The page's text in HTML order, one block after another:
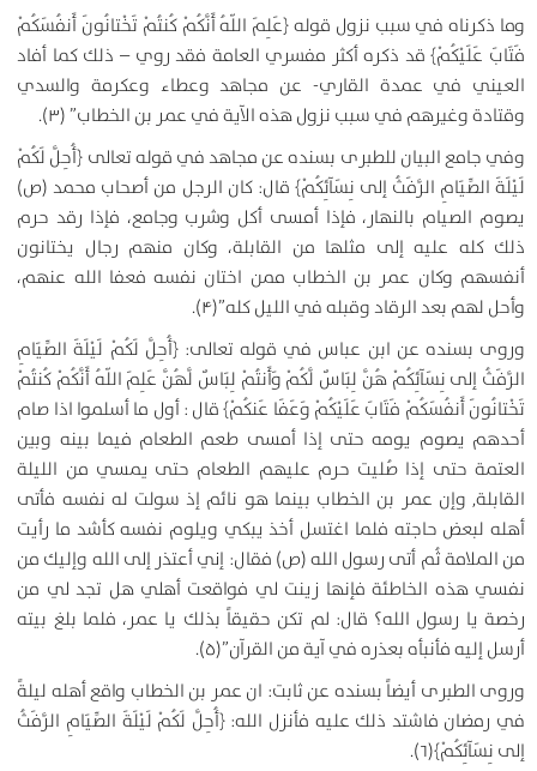
وما ذكرناه في سبب نزول قوله ﴿عَلِمَ اللّهُ أَنَّكُمْ كُنتُمْ تَخْتانُونَ أَنفُسَكُمْ
فَتَابَ عَلَيْكُمْ﴾ قد ذكره أكثر مفسري العامة فقد روي – ذلك كما أفاد
العيني في عمدة القاري- عن مجاهد وعطاء وعكرمة والسدي
وقتادة وغيرهم في سبب نزول هذه الآية في عمر بن الخطاب” (۳).
وفي جامع البيان للطبرى بسنده عن مجاهد في قوله تعالى ﴿أُحِلَّ لَكُمْ
لَيْلَةَ الصِّيَامِ الرَّفَثُ إلى نِسَآئِكُمْ﴾ قال: كان الرجل من أصحاب محمد (ص)
يصوم الصيام بالنهار، فإذا أمسى أكل وشرب وجامع، فإذا رقد حرم
ذلك كله عليه إلى مثلها من القابلة، وكان منهم رجال يختانون
أنفسهم وكان عمر بن الخطاب ممن اختان نفسه فعفا الله عنهم،
وأحل لهم بعد الرقاد وقبله في الليل كله”(۴).
وروى بسنده عن ابن عباس في قوله تعالى: ﴿أُحِلَّ لَكُمْ لَيْلَةَ الصِّيَامِ
الرَّفَثُ إلى نِسَآئِكُمْ هُنَّ لِبَاسٌ لَّكُمْ وَأَنتُمْ لِبَاسٌ لَّهُنَّ عَلِمَ اللّهُ أَنَّكُمْ كُنتُمْ
تَخْتانُونَ أَنفُسَكُمْ فَتَابَ عَلَيْكُمْ وَعَفَا عَنكُمْ﴾ قال : أول ما أسلموا اذا صام
أحدهم يصوم يومه حتى إذا أمسى طعم الطعام فيما بينه وبين
العتمة حتى إذا صُليت حرم عليهم الطعام حتى يمسي من الليلة
القابلة, وإن عمر بن الخطاب بينما هو نائم إذ سولت له نفسه فأتى
أهله لبعض حاجته فلما اغتسل أخذ يبكي ويلوم نفسه كأشد ما رأيت
من الملامة ثُم أتى رسول الله (ص) فقال: إني أعتذر إلى الله وإليك من
نفسي هذه الخاطئة فإنها زينت لي فواقعت أهلي هل تجد لي من
رخصة يا رسول الله؟ قال: لم تكن حقيقاً بذلك يا عمر، فلما بلغ بيته
أرسل إليه فأنبأه بعذره في آية من القرآن”(۵).
وروى الطبرى أيضاً بسنده عن ثابت: ان عمر بن الخطاب واقع أهله ليلةً
في رمضان فاشتد ذلك عليه فأنزل الله: ﴿أُحِلَّ لَكُمْ لَيْلَةَ الصِّيَامِ الرَّفَثُ
إلى نِسَآئِكُمْ﴾(۶).